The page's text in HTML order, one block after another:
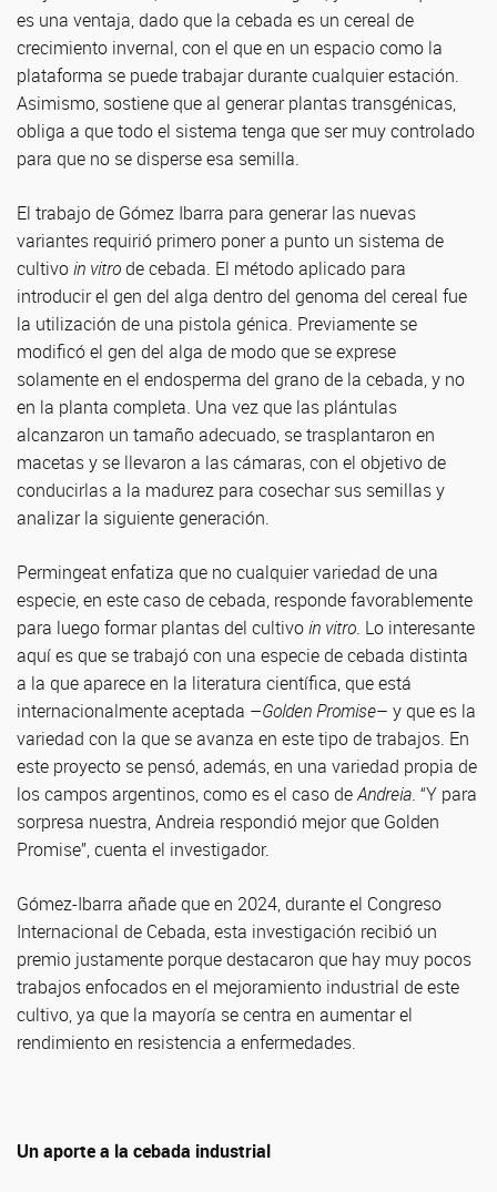
es una ventaja, dado que la cebada es un cereal de
crecimiento invernal, con el que en un espacio como la
plataforma se puede trabajar durante cualquier estación.
Asimismo, sostiene que al generar plantas transgénicas,
obliga a que todo el sistema tenga que ser muy controlado
para que no se disperse esa semilla.
El trabajo de Gómez Ibarra para generar las nuevas
variantes requirió primero poner a punto un sistema de
cultivoin vitrode cebada. El método aplicado para
introducir el gen del alga dentro del genoma del cereal fue
la utilización de una pistola génica. Previamente se
modificó el gen del alga de modo que se exprese
solamente en el endosperma del grano de la cebada, y no
en la planta completa. Una vez que las plántulas
alcanzaron un tamaño adecuado, se trasplantaron en
macetas y se llevaron a las cámaras, con el objetivo de
conducirlas a la madurez para cosechar sus semillas y
analizar la siguiente generación.
Permingeat enfatiza que no cualquier variedad de una
especie, en este caso de cebada, responde favorablemente
para luego formar plantas del cultivoin vitro. Lo interesante
aquí es que se trabajó con una especie de cebada distinta
a la que aparece en la literatura científica, que está
internacionalmente aceptada –Golden Promise– y que es la
variedad con la que se avanza en este tipo de trabajos. En
este proyecto se pensó, además, en una variedad propia de
los campos argentinos, como es el caso deAndreia. “Y para
sorpresa nuestra, Andreia respondió mejor que Golden
Promise”, cuenta el investigador.
Gómez-Ibarra añade que en 2024, durante el Congreso
Internacional de Cebada, esta investigación recibió un
premio justamente porque destacaron que hay muy pocos
trabajos enfocados en el mejoramiento industrial de este
cultivo, ya que la mayoría se centra en aumentar el
rendimiento en resistencia a enfermedades.
Un aporte a la cebada industrial